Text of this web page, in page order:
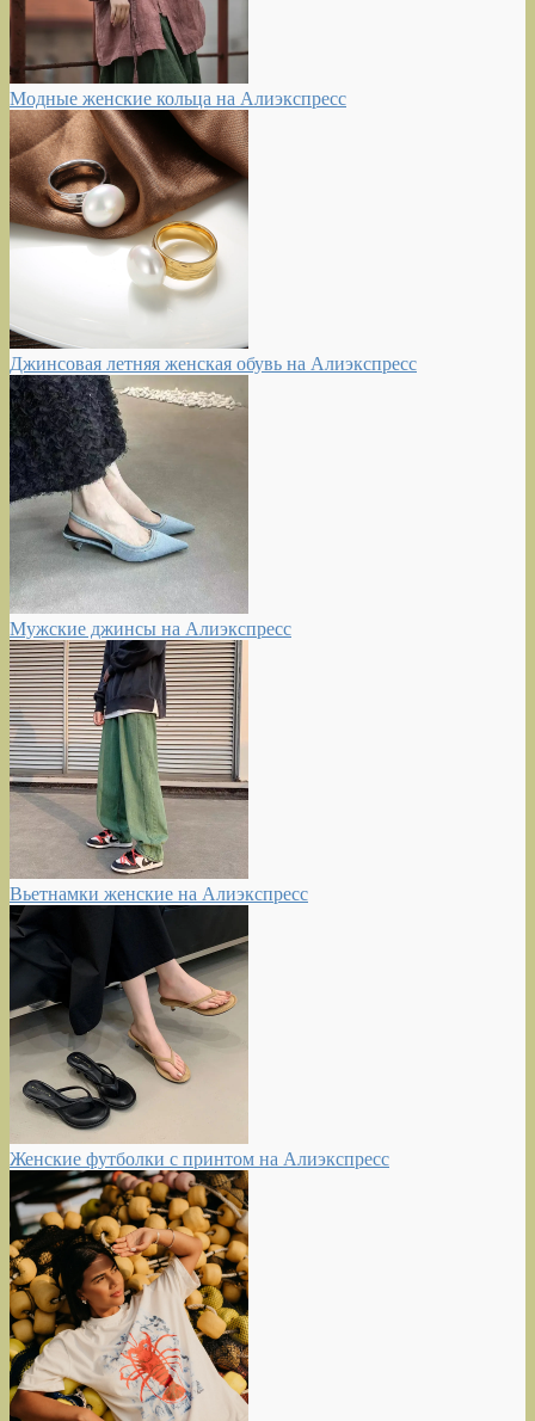
Модные женские кольца на Алиэкспресс
Джинсовая летняя женская обувь на Алиэкспресс
Мужские джинсы на Алиэкспресс
Вьетнамки женские на Алиэкспресс
Женские футболки с принтом на Алиэкспресс